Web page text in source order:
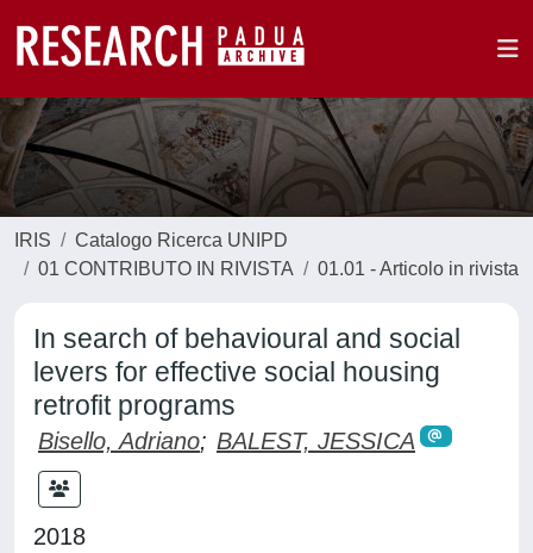
IRIS
Catalogo Ricerca UNIPD
01 CONTRIBUTO IN RIVISTA
01.01 - Articolo in rivista
In search of behavioural and social
levers for effective social housing
retrofit programs
Bisello, Adriano; BALEST, JESSICA
2018